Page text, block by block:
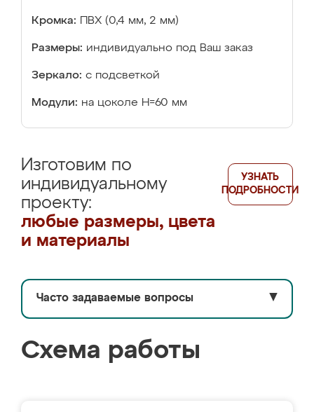
Кромка: ПВХ (0,4 мм, 2 мм)
Размеры: индивидуально под Ваш заказ
Зеркало: с подсветкой
Модули: на цоколе Н=60 мм
Изготовим по
индивидуальному
проекту:
любые размеры, цвета
и материалы
УЗНАТЬ
ПОДРОБНОСТИ
Часто задаваемые вопросы ▼
Схема работы